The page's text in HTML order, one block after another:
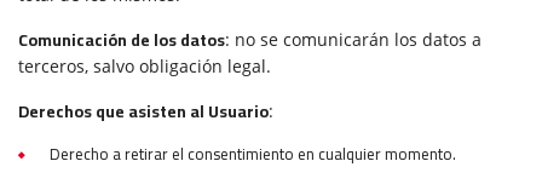
Comunicación de los datos: no se comunicarán los datos a
terceros, salvo obligación legal.
Derechos que asisten al Usuario:
Derecho a retirar el consentimiento en cualquier momento.